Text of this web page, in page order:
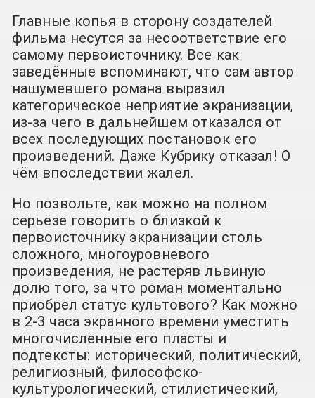
Главные копья в сторону создателей
фильма несутся за несоответствие его
самому первоисточнику. Все как
заведённые вспоминают, что сам автор
нашумевшего романа выразил
категорическое неприятие экранизации,
из-за чего в дальнейшем отказался от
всех последующих постановок его
произведений. Даже Кубрику отказал! О
чём впоследствии жалел.
Но позвольте, как можно на полном
серьёзе говорить о близкой к
первоисточнику экранизации столь
сложного, многоуровневого
произведения, не растеряв львиную
долю того, за что роман моментально
приобрел статус культового? Как можно
в 2-3 часа экранного времени уместить
многочисленные его пласты и
подтексты: исторический, политический,
религиозный, философско-
культурологический, стилистический,